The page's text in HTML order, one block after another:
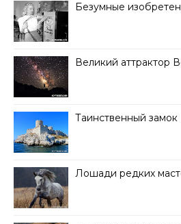
Безумные
Великий аттрактор
Таинственный
Лошади редких